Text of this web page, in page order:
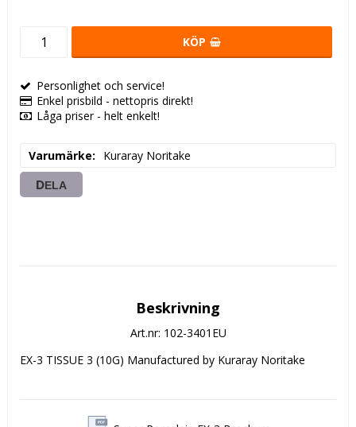
KÖP
Personlighet och service!
Enkel prisbild - nettopris direkt!
Låga priser - helt enkelt!
Varumärke Kuraray Noritake
DELA
Beskrivning
Art.nr: 102-3401EU
EX-3 TISSUE 3 (10G) Manufactured by Kuraray Noritake